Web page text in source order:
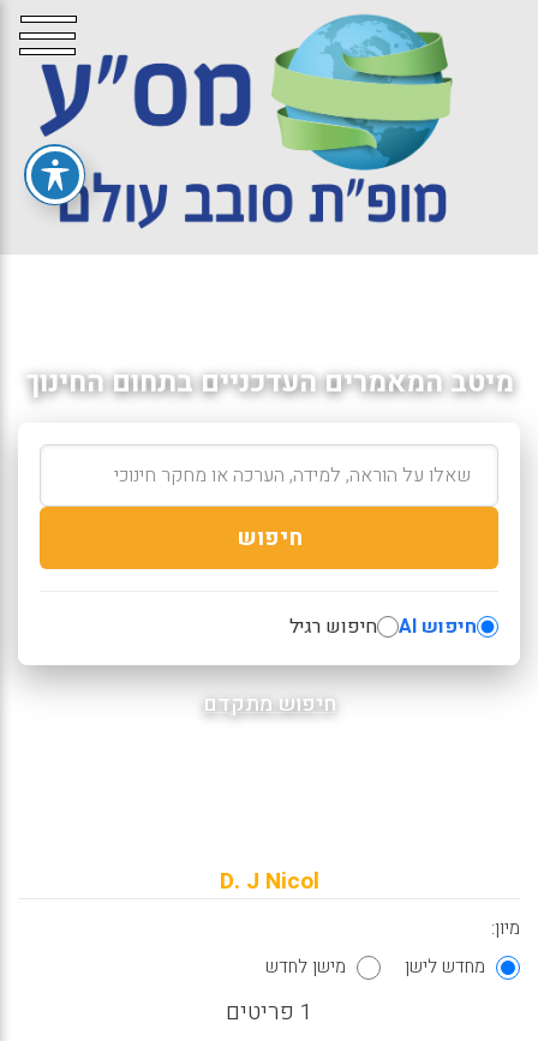
מיטב המאמרים העדכניים בתחום החינוך
חיפוש
חיפוש AI חיפוש רגיל
חיפוש מתקדם
D. J Nicol
מיון:
מחדש לישן
מישן לחדש
1 פריטים